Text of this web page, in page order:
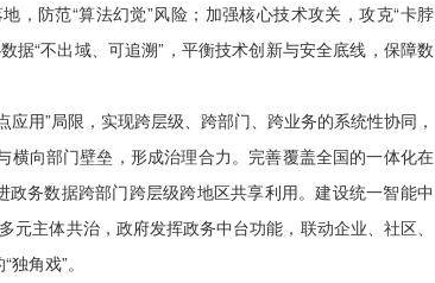
，防范“算法幻觉”风险；加强核心技术攻关，攻克“卡脖
据“不出域、可追溯”，平衡技术创新与安全底线，保障数
用”局限，实现跨层级、跨部门、跨业务的系统性协同，
向部门壁垒，形成治理合力。完善覆盖全国的一体化在
务数据跨部门跨层级跨地区共享利用。建设统一智能中
元主体共治，政府发挥政务中台功能，联动企业、社区、
角戏”。